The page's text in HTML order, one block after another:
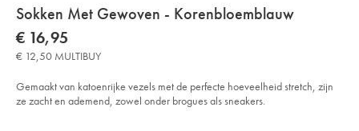
Details
About
Product:
Sokken Met Gewoven - Korenbloemblauw
Details
https://www.charlestyrwhitt.com/eu/nl/sokken-
met-
gewoven-
-
korenbloemblauw/ACK0459CFW.html?
sourceCode=eurdefault
now
€
16,95
€ 16,95
€ 12,50 MULTIBUY
Gemaakt van katoenrijke vezels met de perfecte hoeveelheid stretch, zijn
ze zacht en ademend, zowel onder brogues als sneakers.